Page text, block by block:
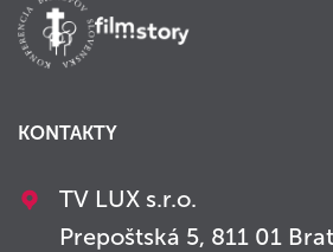
KONTAKTY
TV LUX s.r.o.
Prepoštská 5, 811 01